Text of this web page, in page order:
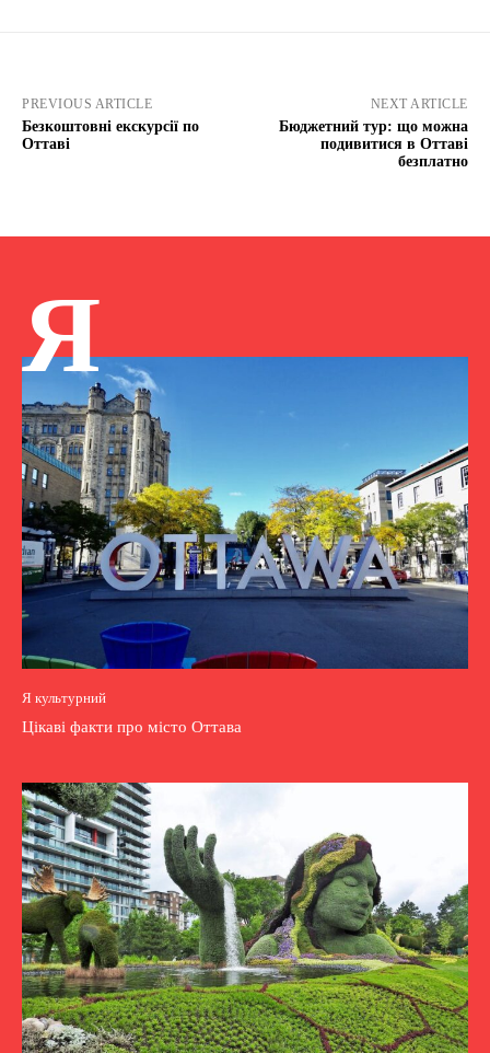
PREVIOUS ARTICLE
Безкоштовні екскурсії по
Оттаві
NEXT ARTICLE
Бюджетний тур: що можна
подивитися в Оттаві
безплатно
Я
Я культурний
Цікаві факти про місто Оттава